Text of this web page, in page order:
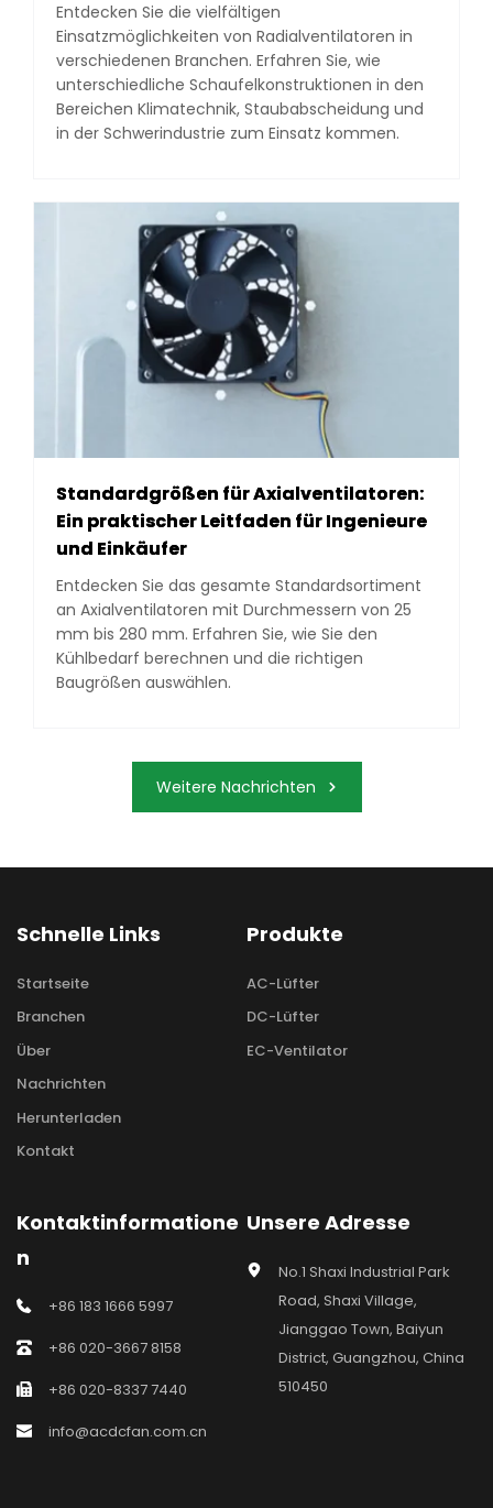
Entdecken Sie die vielfältigen
Einsatzmöglichkeiten von Radialventilatoren in
verschiedenen Branchen. Erfahren Sie, wie
unterschiedliche Schaufelkonstruktionen in den
Bereichen Klimatechnik, Staubabscheidung und
in der Schwerindustrie zum Einsatz kommen.
Standardgrößen für Axialventilatoren:
Ein praktischer Leitfaden für Ingenieure
und Einkäufer
Entdecken Sie das gesamte Standardsortiment
an Axialventilatoren mit Durchmessern von 25
mm bis 280 mm. Erfahren Sie, wie Sie den
Kühlbedarf berechnen und die richtigen
Baugrößen auswählen.
Weitere Nachrichten
Schnelle Links
Startseite
Branchen
Über
Nachrichten
Herunterladen
Kontakt
Produkte
AC-Lüfter
DC-Lüfter
EC-Ventilator
Kontaktinformatione
n
+86 183 1666 5997
+86 020-3667 8158
+86 020-8337 7440
info@acdcfan.com.cn
Unsere Adresse
No.1 Shaxi Industrial Park
Road, Shaxi Village,
Jianggao Town, Baiyun
District, Guangzhou, China
510450